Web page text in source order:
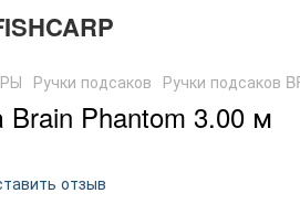
Ручки подсаков Ручки подсаков
Brain Phantom 3.00 м
отзыв